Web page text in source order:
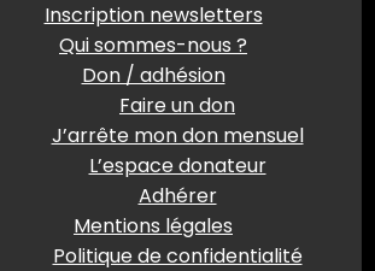
Inscription newsletters
Qui sommes-nous ?
Don / adhésion
Faire un don
J’arrête mon don mensuel
L’espace donateur
Adhérer
Mentions légales
Politique de confidentialité